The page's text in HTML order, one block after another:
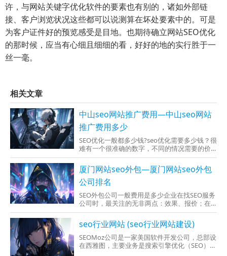
许，与网站关键字优化软件的要素也有别的，诸如外部链
接、客户浏览状况这些都可以说测算在坏处要素中的。可是
为客户证件好的预览感受是目地。也期待确立网站SEO优化
的那时候，应当有心细且细细的看，好好的地的实行胜于一
丝一毫。
相关文章
中山seo网站推广费用—中山seo网站
推广费用多少
SEO优化一般都多少钱?seo优化需要多少钱？很
难有一个很准确的数字，不同的情况需要的价
格是不一样的。一年所有花费做推广的钱一定
大于你的网站建设的价格，下面给大家简要说
一下，做关键词优化的钱都是怎么花掉的。企
业做seo优化需要多少钱？
厦门网站seo外包—厦门网站seo外包
公司排名
SEO外包公司一般费用是多少企业在找SEO服务
公司时，最关注的无非两点：效果、报价；在
同等效果的条件下，最终比对的也就是价格
了，那
seo行业网站 (seo行业网站建设)
SEOMoz公司是一家美国软件开发公司，总部设
在西雅图，主要业务是搜索引擎优化（SEO）和